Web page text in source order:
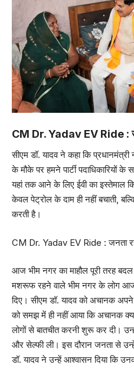
CM Dr. Yadav EV Ride :
सीएम डॉ. यादव ने कहा कि
के मौके पर हमने पार्टी पदाधिकारियों
यहां तक आने के लिए ईवी का इस्तेमाल
केवल पेट्रोल के दाम ही नहीं बचाती,
करती है।
CM Dr. Yadav EV Ride : जनता
आज भीम नगर का माहौल पूरी तरह
मशरूफ रहने वाले भीम नगर के लोग
दिए। सीएम डॉ. यादव को अचानक
को समझ में ही नहीं आया कि अचानक
लोगों से बातचीत करनी शुरू कर दी।
और सेल्फी ली। इस दौरान जनता से
डॉ. यादव ने उन्हें आश्वासन दिया कि